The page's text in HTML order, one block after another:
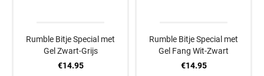
Rumble Bitje Special met
Gel Zwart-Grijs
€14.95
Rumble Bitje Special met
Gel Fang Wit-Zwart
€14.95